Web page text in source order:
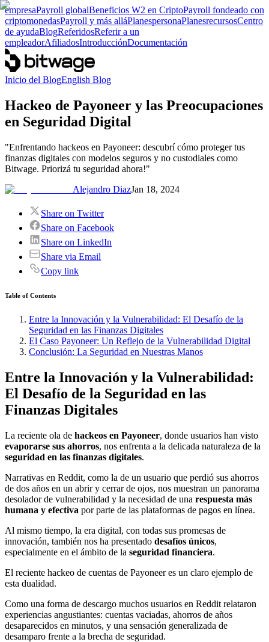
empresaPayroll globalBeneficios W2 en CriptoPayroll fondeado con
criptomonedasPayroll y más alláPlanespersonaPlanesrecursosCentro
de ayudaBlogReferidosReferir a un
empleadorAfiliadosIntroducciónDocumentación
Inicio del BlogEnglish Blog
Hackeo de Payoneer y las Preocupaciones
en Seguridad Digital
"Enfrentando hackeos en Payoneer: descubrí cómo proteger tus
finanzas digitales con modelos seguros y no custodiales como
Bitwage. Priorizá tu seguridad ahora!"
Alejandro DiazJan 18, 2024
Share on Twitter
Share on Facebook
Share on LinkedIn
Share via Email
Copy link
Table of Contents
Entre la Innovación y la Vulnerabilidad: El Desafío de la
Seguridad en las Finanzas Digitales
El Caso Payoneer: Un Reflejo de la Vulnerabilidad Digital
Conclusión: La Seguridad en Nuestras Manos
Entre la Innovación y la Vulnerabilidad:
El Desafío de la Seguridad en las
Finanzas Digitales
La reciente ola de hackeos en Payoneer, donde usuarios han visto
evaporarse sus ahorros, nos enfrenta a la delicada naturaleza de la
seguridad en las finanzas digitales.
Narrativas en Reddit, como la de un usuario que perdió sus ahorros
de dos años en un abrir y cerrar de ojos, nos muestran un panorama
desolador de vulnerabilidad y la necesidad de una respuesta más
humana y efectiva por parte de las plataformas de pagos en línea.
Al mismo tiempo, la era digital, con todas sus promesas de
innovación, también nos ha presentado desafíos únicos,
especialmente en el ámbito de la seguridad financiera.
El reciente hackeo de cuentas de Payoneer es un claro ejemplo de
esta dualidad.
Como una forma de descargo muchos usuarios en Reddit relataron
experiencias angustiantes: cuentas vaciadas, ahorros de años
desaparecidos en minutos, y una sensación generalizada de
desamparo frente a la brecha de seguridad.